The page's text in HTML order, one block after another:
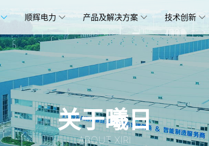
顺辉电力 产品及解决方案 技术创新
关于曦日
ABOUT XIRI